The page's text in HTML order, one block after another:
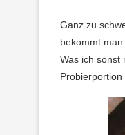
Ganz zu
bekommt
Was ich sonst